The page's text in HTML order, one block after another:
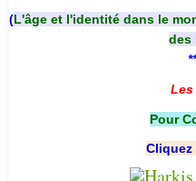
(L'âge et l'identité dans le
des
Les
Pour
Cliquez